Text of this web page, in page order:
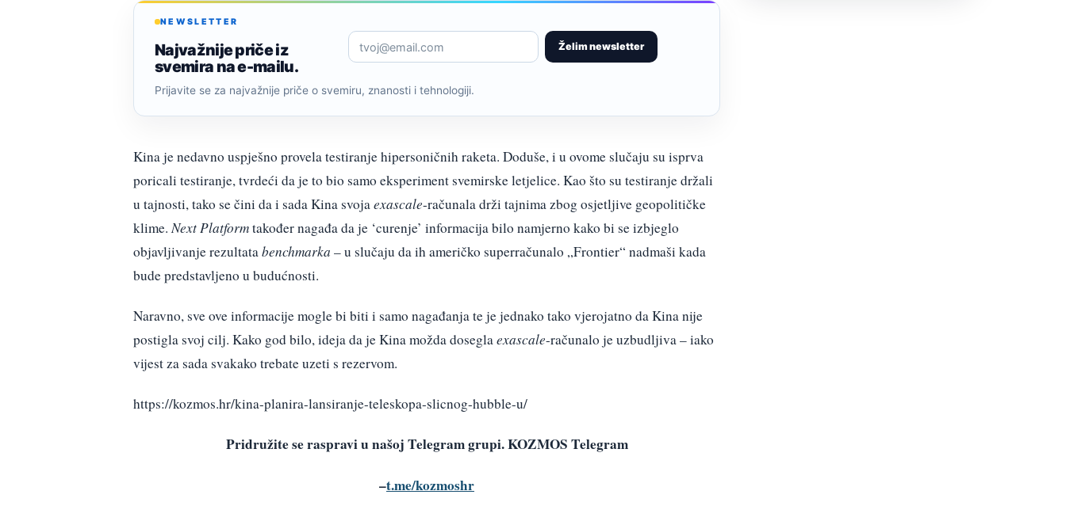
NEWSLETTER
Najvažnije priče iz
svemira na e-mailu.
Želim newsletter
Prijavite se za najvažnije priče o svemiru, znanosti i tehnologiji.
Kina je nedavno uspješno provela testiranje hipersoničnih raketa. Doduše, i u ovome slučaju su isprva
poricali testiranje, tvrdeći da je to bio samo eksperiment svemirske letjelice. Kao što su testiranje držali
u tajnosti, tako se čini da i sada Kina svojaexascale-računala drži tajnima zbog osjetljive geopolitičke
klime.Next Platformtakođer nagađa da je ‘curenje’ informacija bilo namjerno kako bi se izbjeglo
objavljivanje rezultatabenchmarka – u slučaju da ih američko superračunalo „Frontier“ nadmaši kada
bude predstavljeno u budućnosti.
Naravno, sve ove informacije mogle bi biti i samo nagađanja te je jednako tako vjerojatno da Kina nije
postigla svoj cilj. Kako god bilo, ideja da je Kina možda doseglaexascale-računalo je uzbudljiva – iako
vijest za sada svakako trebate uzeti s rezervom.
https://kozmos.hr/kina-planira-lansiranje-teleskopa-slicnog-hubble-u/
Pridružite se raspravi u našoj Telegram grupi. KOZMOS Telegram
–t.me/kozmoshr